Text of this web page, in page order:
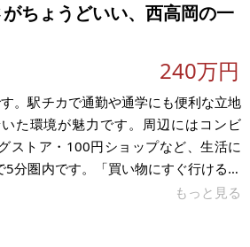
ちょうどいい、西高岡の一
240万円
。駅チカで通勤や通学にも便利な立地
た環境が魅力です。周辺にはコンビ
ストア・100円ショップなど、生活に
分圏内です。「買い物にすぐ行ける安
暮らし」がどちらも叶う場所です。 お
もっと見る